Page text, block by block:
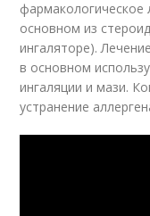
фармакологическое
основном из
ингаляторе).
в основном
ингаляции и мази.
устранение